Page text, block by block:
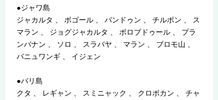
●ジャワ島
ジャカルタ 、 ボゴール 、 バンドゥン 、 チルボン 、 ス
マラン 、 ジョグジャカルタ 、 ボロブドゥール 、 プラ
ンバナン 、 ソロ 、 スラバヤ 、 マラン 、 ブロモ山 、
バニュワンギ 、 イジェン
●バリ島
クタ 、 レギャン 、 スミニャック 、 クロボカン 、 チャ